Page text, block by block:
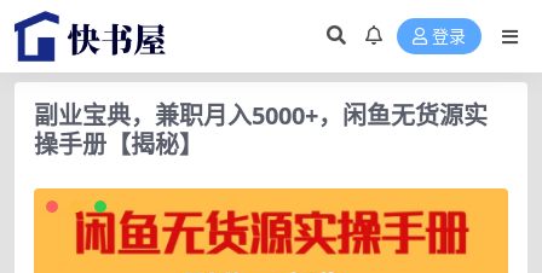
登录
副业宝典，兼职月入5000+，闲鱼无货源实
操手册【揭秘】